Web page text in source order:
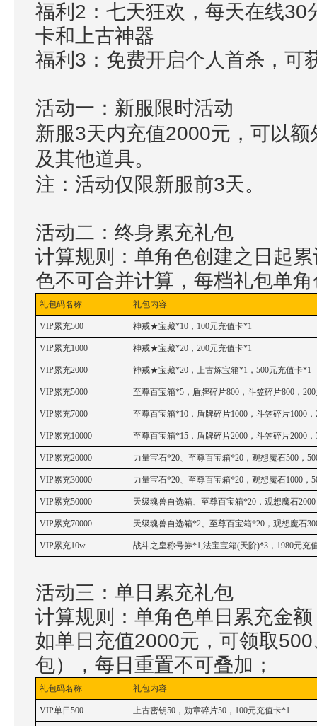
福利2：七天狂欢，每天在线30
卡和上古神器
福利3：免费开启个人首杀，可
活动一：新服限时活动
新服3天内充值2000元，可以
及其他道具。
注：活动仅限新服前3天。
活动二：终身累充礼包
计算规则：单角色创建之日起
色不可合并计算，每档礼包单
礼包码名称 礼包内容
VIP累充500 神戒★宝藏*10，100元充值卡*1
VIP累充1000 神戒★宝藏*20，200元充值卡*1
VIP累充2000 神戒★宝藏*20，上古炼宝箱*1，500元充值卡*1
VIP累充5000 至尊百宝箱*5，盾牌碎片800，斗笠碎片800，
VIP累充7000 至尊百宝箱*10，盾牌碎片1000，斗笠碎片1000
VIP累充10000 至尊百宝箱*15，盾牌碎片2000，斗笠碎片2000
VIP累充20000 力量宝石*20、至尊百宝箱*20，观想魔石500，
VIP累充30000 力量宝石*20、至尊百宝箱*20，观想魔石1000，
VIP累充50000 天级魂兽自选箱、至尊百宝箱*20，观想魔石
VIP累充70000 天级魂兽自选箱*2、至尊百宝箱*20，观想魔石
VIP累充10w 战斗之皇称号券*1,法宝宝箱(天阶)*3，1980元充
活动三：单日累充礼包
计算规则：单角色单日累充金
如单日充值2000元，可领取
包），每日重置不可叠加；
礼包码名称 礼包内容
VIP单日500 上古密钥50，勋章碎片50，100元充值卡*1